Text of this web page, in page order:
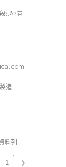
562巷
造
料列
1 ❯